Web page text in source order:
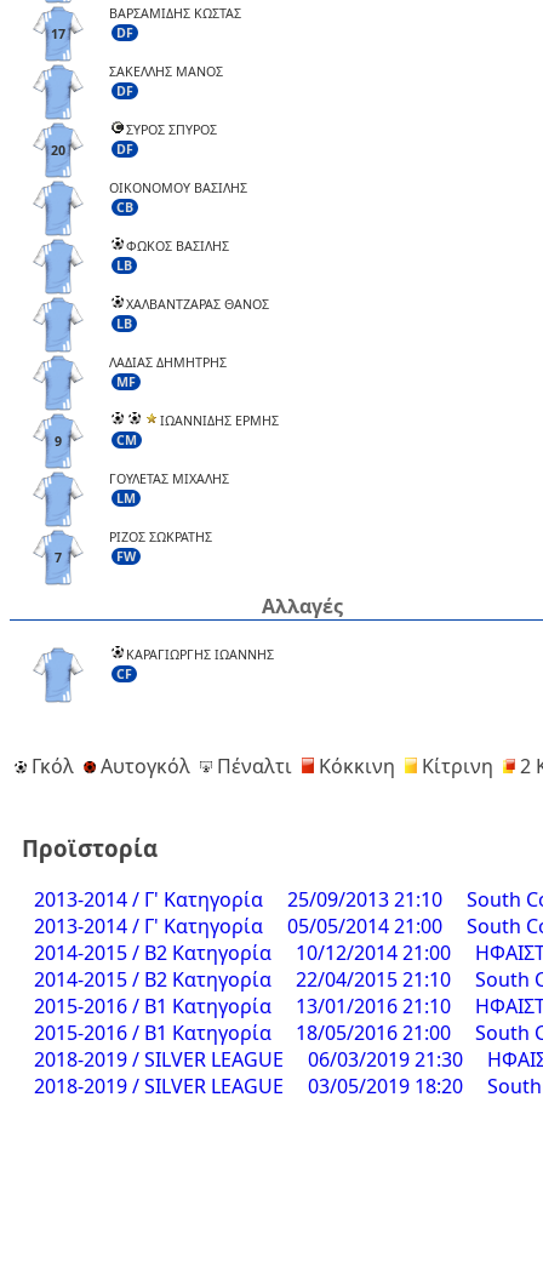
17
ΒΑΡΣΑΜΙΔΗΣ ΚΩΣΤΑΣ
DF
ΣΑΚΕΛΛΗΣ ΜΑΝΟΣ
DF
20
ΣΥΡΟΣ ΣΠΥΡΟΣ
DF
ΟΙΚΟΝΟΜΟΥ ΒΑΣΙΛΗΣ
CB
ΦΩΚΟΣ ΒΑΣΙΛΗΣ
LB
ΧΑΛΒΑΝΤΖΑΡΑΣ ΘΑΝΟΣ
LB
ΛΑΔΙΑΣ ΔΗΜΗΤΡΗΣ
MF
9
ΙΩΑΝΝΙΔΗΣ ΕΡΜΗΣ
CM
ΓΟΥΛΕΤΑΣ ΜΙΧΑΛΗΣ
LM
7
ΡΙΖΟΣ ΣΩΚΡΑΤΗΣ
FW
Αλλαγές
ΚΑΡΑΓΙΩΡΓΗΣ ΙΩΑΝΝΗΣ
CF
Γκόλ Αυτογκόλ Πέναλτι Κόκκινη Κίτρινη 2
Προϊστορία
2013-2014 / Γ' Κατηγορία 25/09/2013 21:10
South
2013-2014 / Γ' Κατηγορία
05/05/2014 21:00
South
2014-2015 / Β2 Κατηγορία
10/12/2014 21:00
2014-2015 / Β2 Κατηγορία
22/04/2015 21:10
South
2015-2016 / Β1 Κατηγορία
13/01/2016 21:10
2015-2016 / Β1 Κατηγορία
18/05/2016 21:00
South
2018-2019 / SILVER LEAGUE
06/03/2019 21:30
2018-2019 / SILVER LEAGUE
03/05/2019 18:20